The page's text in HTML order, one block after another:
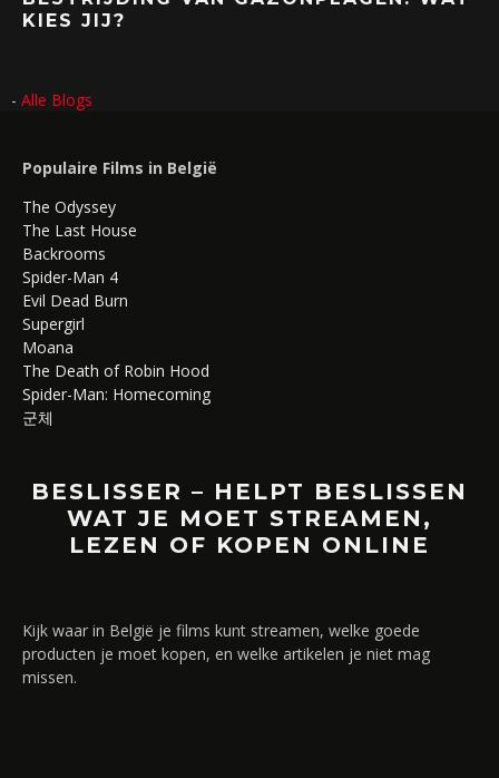
KIES JIJ?
- Alle Blogs
Populaire Films in België
The Odyssey
The Last House
Backrooms
Spider-Man 4
Evil Dead Burn
Supergirl
Moana
The Death of Robin Hood
Spider-Man: Homecoming
군체
BESLISSER – HELPT BESLISSEN
WAT JE MOET STREAMEN,
LEZEN OF KOPEN ONLINE
Kijk waar in België je films kunt streamen, welke goede
producten je moet kopen, en welke artikelen je niet mag
missen.